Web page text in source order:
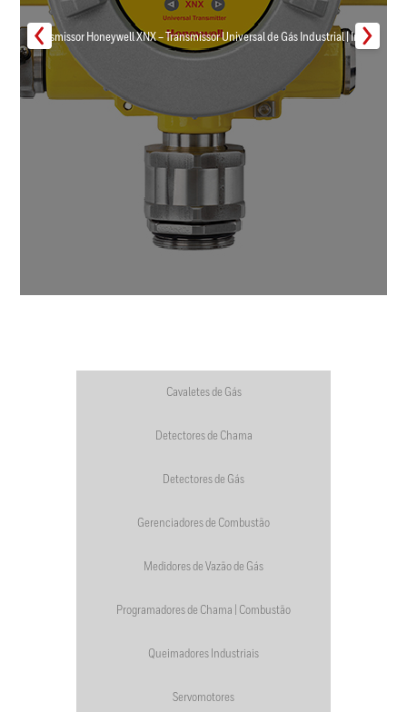
Transmissor Honeywell XNX – Transmissor Universal de Gás Industrial | Inmar
Cavaletes de Gás
Detectores de Chama
Detectores de Gás
Gerenciadores de Combustão
Medidores de Vazão de Gás
Programadores de Chama | Combustão
Queimadores Industriais
Servomotores